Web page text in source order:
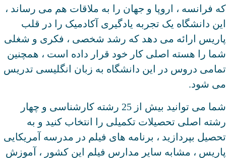
که فرانسه ، اروپا و جهان را به ملاقات هم می رساند ،
این دانشگاه یک تجربه یادگیری آکادمیک را در قلب
پاریس ارائه می دهد که رشد شخصی ، فکری و شغلی
شما را هسته اصلی کار خود قرار داده است ، همچنین
تمامی دروس در این دانشگاه به زبان انگلیسی تدریس
می شود.
شما می توانید بیش از 25 رشته کارشناسی و چهار
رشته اصلی تحصیلات تکمیلی را انتخاب کنید و به
تحصیل بپردازید ، برنامه های فیلم در مدرسه آمریکایی
پاریس ، مشابه سایر مدارس فیلم این کشور ، آموزش